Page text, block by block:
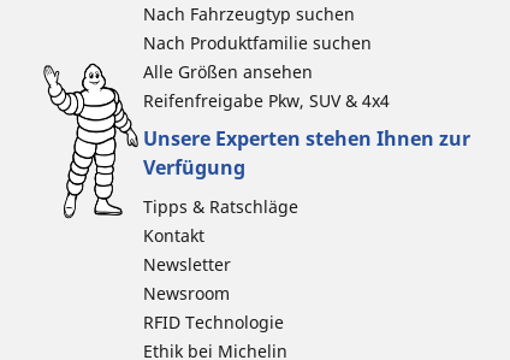
Nach Fahrzeugtyp suchen
Nach Produktfamilie suchen
Alle Größen ansehen
Reifenfreigabe Pkw, SUV & 4x4
Unsere Experten stehen Ihnen zur
Verfügung
Tipps & Ratschläge
Kontakt
Newsletter
Newsroom
RFID Technologie
Ethik bei Michelin